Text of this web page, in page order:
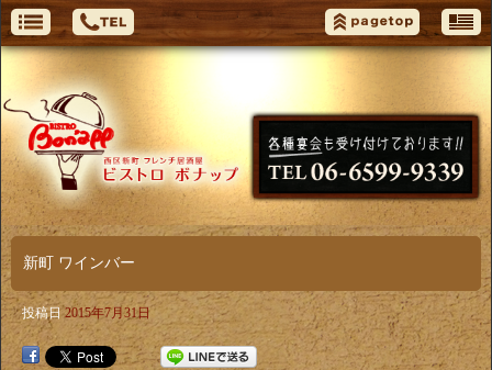
新町 ワインバー
投稿日 2015年7月31日